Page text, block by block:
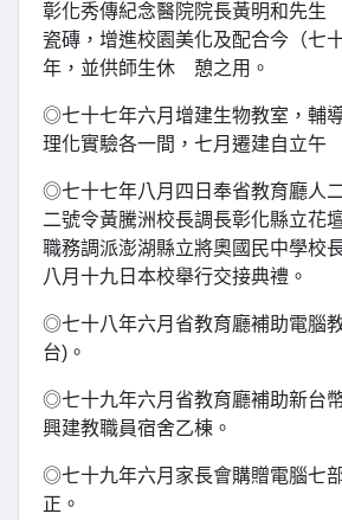
彰化秀傳紀念醫院院長黃明和先
瓷磚，增進校園美化及配合今（七
年，並供師生休 憩之用。
◎七十七年六月增建生物教室，輔
理化實驗各一間，七月遷建自立午
◎七十七年八月四日奉省教育廳人
二號令黃騰洲校長調長彰化縣立花
職務調派澎湖縣立將奧國民中學校
八月十九日本校舉行交接典禮。
◎七十八年六月省教育廳補助電腦
台)。
◎七十九年六月省教育廳補助新台
興建教職員宿舍乙棟。
◎七十九年六月家長會購贈電腦七
正。